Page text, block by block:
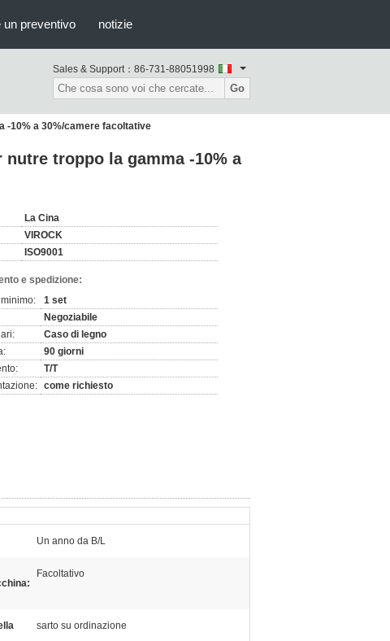
un preventivo notizie
Sales & Support： 86-731-88051998
Go
-10% a 30%/camere facoltative
troppo la gamma -10% a
La Cina
VIROCK
ISO9001
e spedizione:
1 set
Negoziabile
Caso di legno
90 giorni
T/T
come richiesto
Un anno da B/L
Facoltativo
sarto su ordinazione